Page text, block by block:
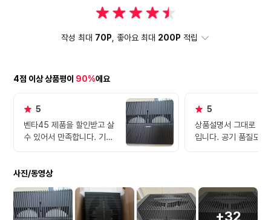
작성 최대 70P , 좋아요 최대 200P 적립
4점 이상 상품평이 90%에요
5
벤타45 제품을 할인받고 살
수 있어서 만족합니다. 기존
했습니다. 가격은 구조에 비
하면 비싼 편이지만 용도나
기능면에서 적합해서 선택하
게 되었습니다.
5
상품설명서 그대로 에
입니다. 공기 품질도
사진/동영상
+32